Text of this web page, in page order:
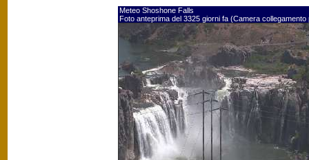
Meteo Shoshone Falls
Foto anteprima del 3325 giorni fa (Camera collegamento